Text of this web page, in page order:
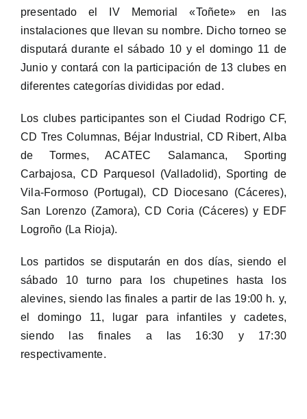
presentado el IV Memorial «Toñete» en las
instalaciones que llevan su nombre. Dicho torneo se
disputará durante el sábado 10 y el domingo 11 de
Junio y contará con la participación de 13 clubes en
diferentes categorías divididas por edad.
Los clubes participantes son el Ciudad Rodrigo CF,
CD Tres Columnas, Béjar Industrial, CD Ribert, Alba
de Tormes, ACATEC Salamanca, Sporting
Carbajosa, CD Parquesol (Valladolid), Sporting de
Vila-Formoso (Portugal), CD Diocesano (Cáceres),
San Lorenzo (Zamora), CD Coria (Cáceres) y EDF
Logroño (La Rioja).
Los partidos se disputarán en dos días, siendo el
sábado 10 turno para los chupetines hasta los
alevines, siendo las finales a partir de las 19:00 h. y,
el domingo 11, lugar para infantiles y cadetes,
siendo las finales a las 16:30 y 17:30
respectivamente.